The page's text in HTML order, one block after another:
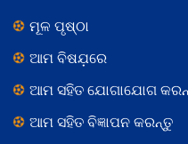
ମୂଳ ପୃଷ୍ଠା
ଆମ ବିଷଯ଼ରେ
ଆମ ସହିତ ଯୋଗାଯୋଗ
ଆମ ସହିତ ବିଜ୍ଞାପନ କରନ୍ତୁ